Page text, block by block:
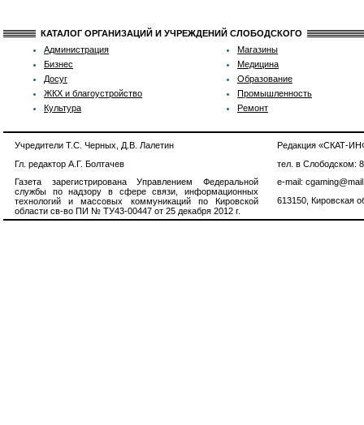
КАТАЛОГ ОРГАНИЗАЦИЙ И УЧРЕЖДЕНИЙ СЛОБОДСКОГО
Администрация
Бизнес
Досуг
ЖКХ и благоустройство
Культура
Магазины
Медицина
Образование
Промышленность
Ремонт
Учредители Т.С. Черных, Д.В. Лалетин
Гл. редактор А.Г. Болтачев
Газета зарегистрирована Управлением Федеральной
службы по надзору в сфере связи, информационных
технологий и массовых коммуникаций по Кировской
области св-во ПИ № ТУ43-00447 от 25 декабря 2012 г.
Редакция «СКАТ-
тел. в Слободском:
e-mail:
613150, Кировская